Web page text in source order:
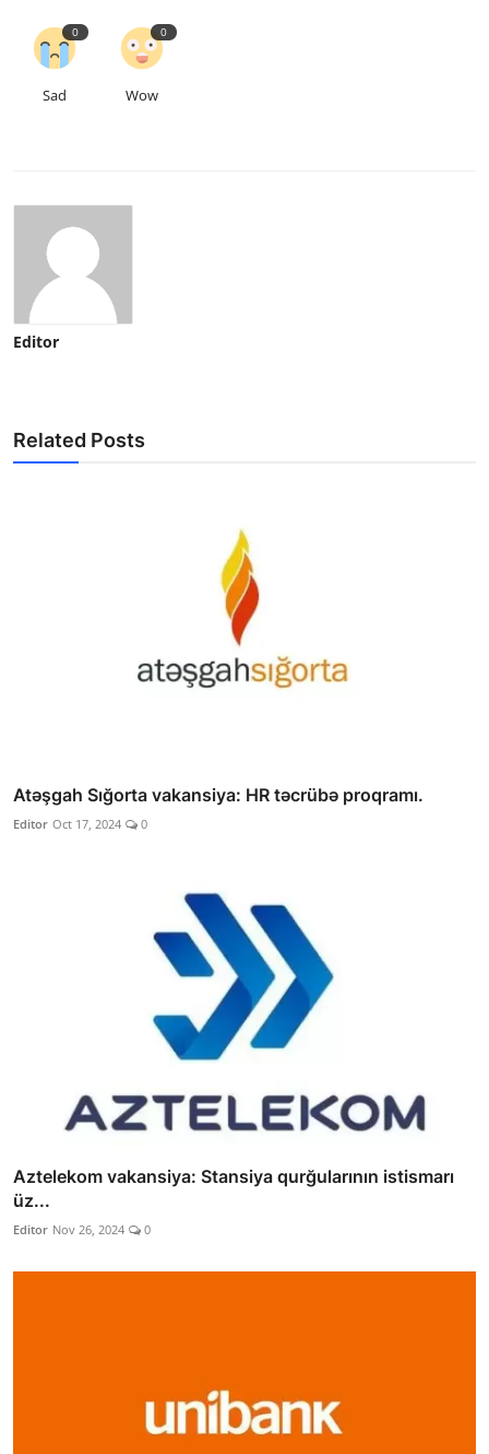
0
Sad
0
Wow
Editor
Related Posts
Atəşgah Sığorta vakansiya: HR təcrübə proqramı.
Editor Oct 17, 2024 0
Aztelekom vakansiya: Stansiya qurğularının istismarı
üz...
Editor Nov 26, 2024 0